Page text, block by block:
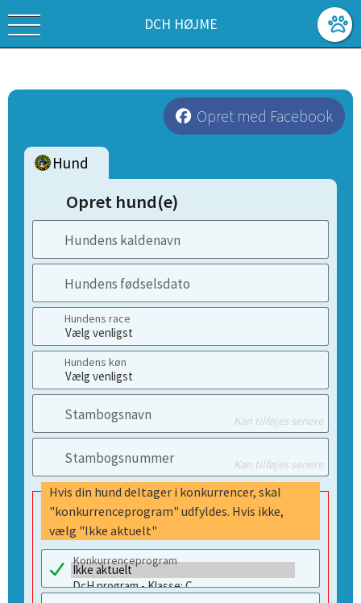
DCH HØJME
Opret med Facebook
Hund
Opret hund(e)
Hundens kaldenavn
Hundens fødselsdato
Hundens race
Hundens køn
Stambogsnavn Kan tilføjes senere
Stambogsnummer Kan tilføjes senere
Hvis din hund deltager i konkurrencer, skal
"konkurrenceprogram" udfyldes. Hvis ikke,
vælg "Ikke aktuelt"
Konkurrenceprogram